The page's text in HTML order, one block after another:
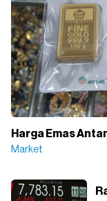
Harga Emas
Market